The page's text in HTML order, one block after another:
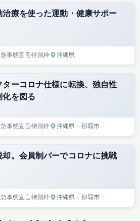
療を使った運動・健康サポー
事態宣言特別枠 沖縄県
ーコロナ仕様に転換、独自性
化を図る
事態宣言特別枠 沖縄県 ・那覇市
。会員制バーでコロナに挑戦
事態宣言特別枠 沖縄県 ・那覇市